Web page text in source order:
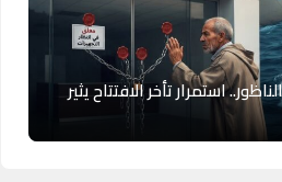
استمرار تأخر الافتتاح يثير